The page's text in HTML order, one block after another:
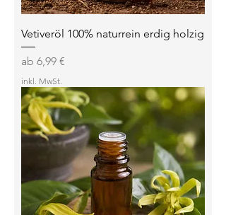
Vetiveröl 100% naturrein erdig holzig
ab 6,99 €
Sale-Preis
inkl. MwSt.